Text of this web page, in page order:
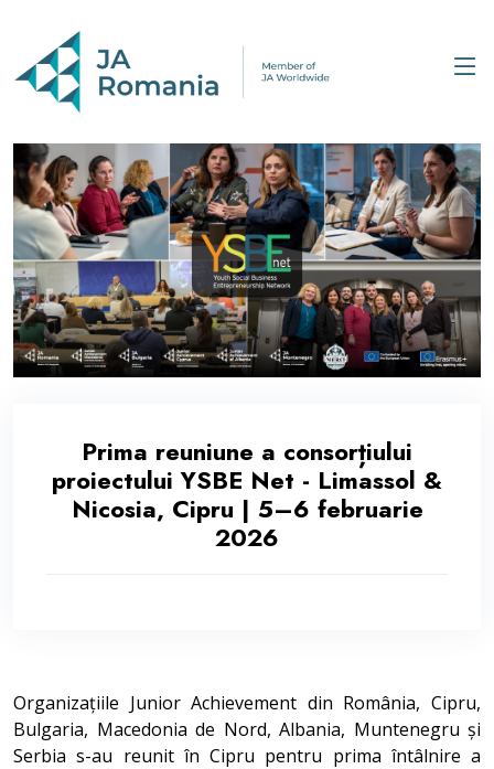
Prima reuniune a consorțiului
proiectului YSBE Net - Limassol &
Nicosia, Cipru | 5–6 februarie
2026
Organizațiile Junior Achievement din România, Cipru,
Bulgaria, Macedonia de Nord, Albania, Muntenegru și
Serbia s-au reunit în Cipru pentru prima întâlnire a